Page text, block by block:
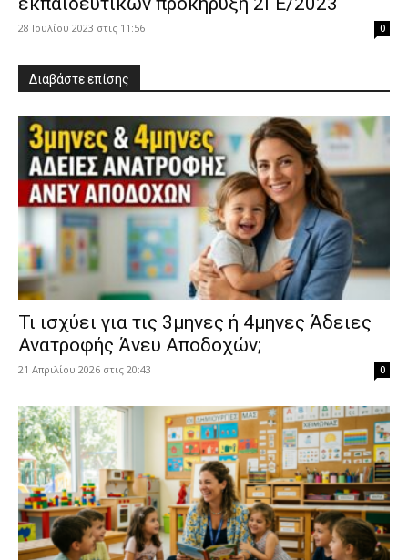
28 Ιουλίου 2023 στις 11:56 0
Διαβάστε επίσης
​Τι ισχύει για τις 3μηνες ή 4μηνες Άδειες
Ανατροφής Άνευ Αποδοχών;
21 Απριλίου 2026 στις 20:43 0